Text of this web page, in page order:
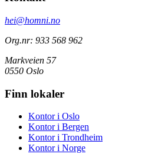
hei@homni.no
Org.nr: 933 568 962
Markveien 57
0550 Oslo
Finn lokaler
Kontor i Oslo
Kontor i Bergen
Kontor i Trondheim
Kontor i Norge